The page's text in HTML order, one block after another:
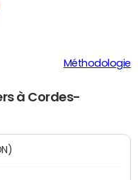
Méthodologie
à Cordes-